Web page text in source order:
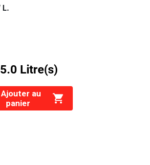
L.
Litre(s)
Ajouter au
panier